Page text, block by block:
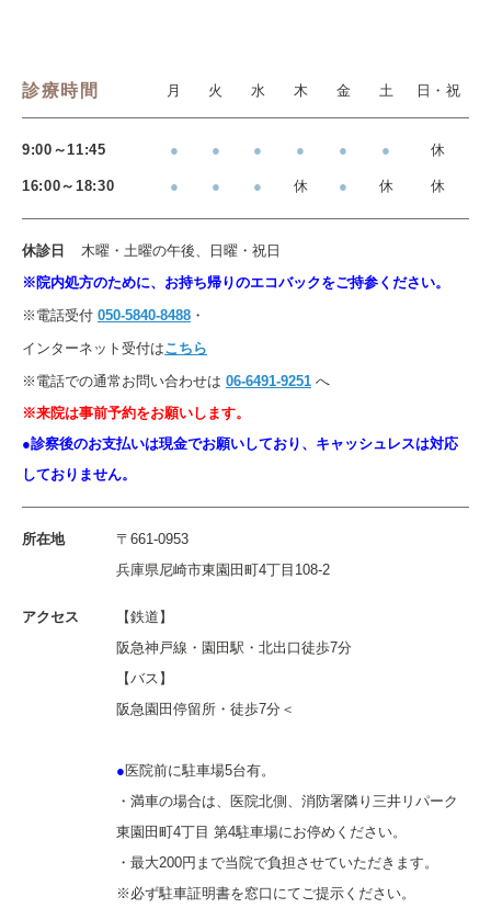
診療時間 月 火 水 木 金 土 日・祝
9:00～11:45 ● ● ● ● ● ● 休
16:00～18:30 ● ● ● 休 ● 休 休
休診日
木曜・土曜の午後、日曜・祝日
※院内処方のために、お持ち帰りのエコバックをご持参ください。
※電話受付 050-5840-8488 ・
インターネット受付はこちら
※電話での通常お問い合わせは 06-6491-9251 へ
※来院は事前予約をお願いします。
●診察後のお支払いは現金でお願いしており、キャッシュレスは対応
しておりません。
所在地
〒661-0953
兵庫県尼崎市東園田町4丁目108-2
アクセス
【鉄道】
阪急神戸線・園田駅・北出口徒歩7分
【バス】
阪急園田停留所・徒歩7分＜
●医院前に駐車場5台有。
・満車の場合は、医院北側、消防署隣り三井リパーク
東園田町4丁目 第4駐車場にお停めください。
・最大200円まで当院で負担させていただきます。
※必ず駐車証明書を窓口にてご提示ください。